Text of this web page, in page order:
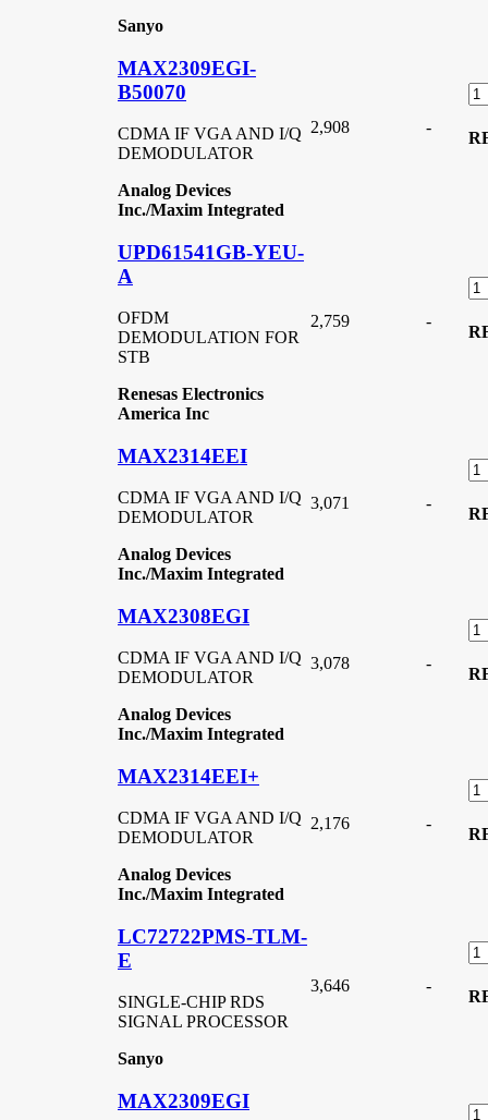
Sanyo
MAX2309EGI-
B50070
CDMA IF VGA AND I/Q
DEMODULATOR
Analog Devices
Inc./Maxim Integrated
2,908 -
UPD61541GB-YEU-
A
OFDM
DEMODULATION FOR
STB
Renesas Electronics
America Inc
2,759 -
MAX2314EEI
CDMA IF VGA AND I/Q
DEMODULATOR
Analog Devices
Inc./Maxim Integrated
3,071 -
MAX2308EGI
CDMA IF VGA AND I/Q
DEMODULATOR
Analog Devices
Inc./Maxim Integrated
3,078 -
MAX2314EEI+
CDMA IF VGA AND I/Q
DEMODULATOR
Analog Devices
Inc./Maxim Integrated
2,176 -
LC72722PMS-TLM-
E
SINGLE-CHIP RDS
SIGNAL PROCESSOR
Sanyo
3,646 -
MAX2309EGI